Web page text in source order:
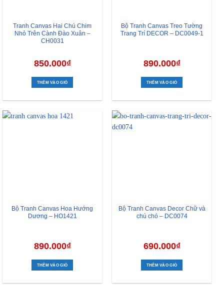
Tranh Canvas Hai Chú Chim
Nhỏ Trên Cành Đào Xuân –
CH0031
850.000₫
THÊM VÀO GIỎ
Bộ Tranh Canvas Treo Tường
Trang Trí DECOR – DC0049-1
890.000₫
THÊM VÀO GIỎ
Bộ Tranh Canvas Hoa Hướng
Dương – HO1421
890.000₫
THÊM VÀO GIỎ
Bộ Tranh Canvas Decor Chữ và
chú chó – DC0074
690.000₫
THÊM VÀO GIỎ